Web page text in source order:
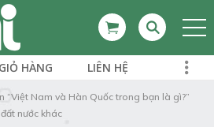
GIỎ HÀNG LIÊN HỆ
“Việt Nam và Hàn Quốc trong bạn là gì?”
nước khác